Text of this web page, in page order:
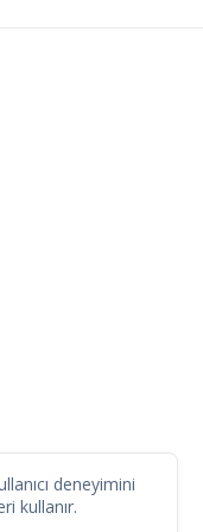
deneyimini
kullanır.